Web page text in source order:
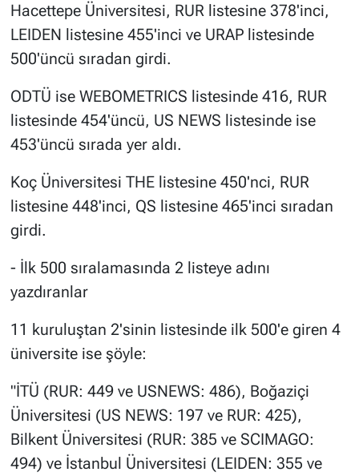
Hacettepe Üniversitesi, RUR listesine 378'inci,
LEIDEN listesine 455'inci ve URAP listesinde
500'üncü sıradan girdi.
ODTÜ ise WEBOMETRICS listesinde 416, RUR
listesinde 454'üncü, US NEWS listesinde ise
453'üncü sırada yer aldı.
Koç Üniversitesi THE listesine 450'nci, RUR
listesine 448'inci, QS listesine 465'inci sıradan
girdi.
- İlk 500 sıralamasında 2 listeye adını
yazdıranlar
11 kuruluştan 2'sinin listesinde ilk 500'e giren 4
üniversite ise şöyle:
"İTÜ (RUR: 449 ve USNEWS: 486), Boğaziçi
Üniversitesi (US NEWS: 197 ve RUR: 425),
Bilkent Üniversitesi (RUR: 385 ve SCIMAGO:
494) ve İstanbul Üniversitesi (LEIDEN: 355 ve